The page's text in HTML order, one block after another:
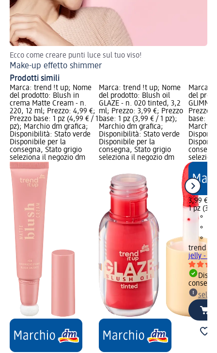
Ecco come creare punti luce sul tuo viso!
Make-up effetto shimmer
Prodotti simili
Marca: trend !t up; Nome
del prodotto: Blush in
crema Matte Cream - n.
220, 12 ml; Prezzo: 4,99 €;
Prezzo base: 1 pz (4,99 € / 1
pz); Marchio dm grafica;
Disponibilità: Stato verde
Disponibile per la
consegna, Stato grigio
seleziona il negozio dm
Marca: trend !t up; Nome
del prodotto: Blush oil
GLAZE - n. 020 tinted, 3,2
ml; Prezzo: 3,99 €; Prezzo
base: 1 pz (3,99 € / 1 pz);
Marchio dm grafica;
Disponibilità: Stato verde
Disponibile per la
consegna, Stato grigio
seleziona il negozio dm
Marca:
del
Prezzo:
base: 1
Marchio
3,99 €
1 pz
trend !t
jelly - n.